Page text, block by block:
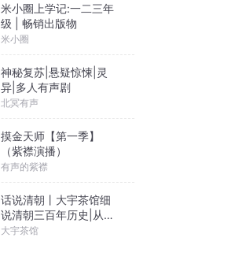
米小圈上学记:一二三年
级 | 畅销出版物
米小圈
神秘复苏|悬疑惊悚|灵
异|多人有声剧
北冥有声
摸金天师【第一季】
（紫襟演播）
有声的紫襟
话说清朝丨大宇茶馆细
说清朝三百年历史|从努
尔哈赤到末代皇帝溥仪|
大宇茶馆